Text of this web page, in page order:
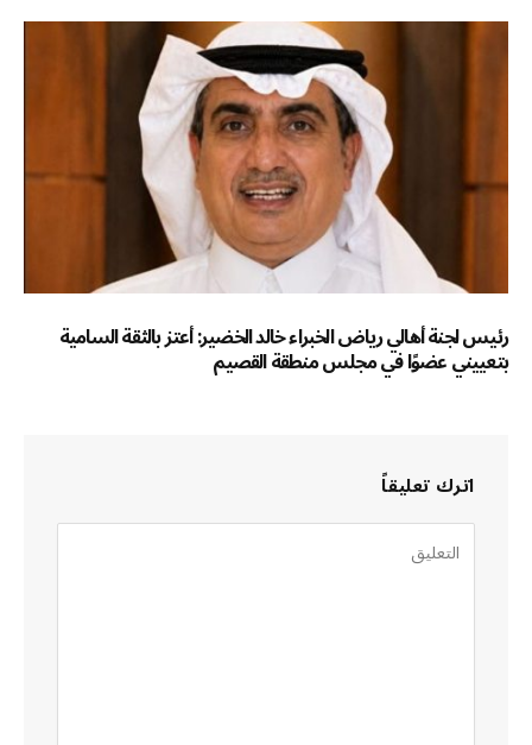
رئيس لجنة أهالي رياض الخبراء خالد الخضير: أعتز بالثقة السامية
بتعييني عضوًا في مجلس منطقة القصيم
اترك تعليقاً